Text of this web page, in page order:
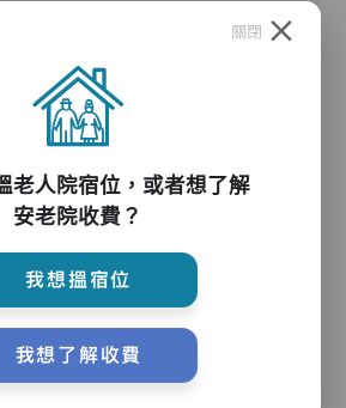
浴、餵飯、換尿片
關閉
老人院宿位，或者想了解
安老院收費？
我想搵宿位
我想了解收費